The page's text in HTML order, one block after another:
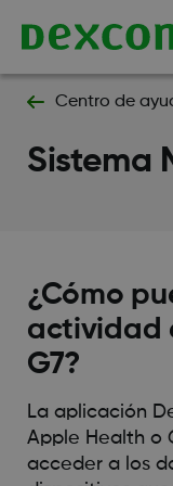
Centro de
Sistema
¿Cómo
actividad
G7?
La aplicación
Apple Health o
acceder a los